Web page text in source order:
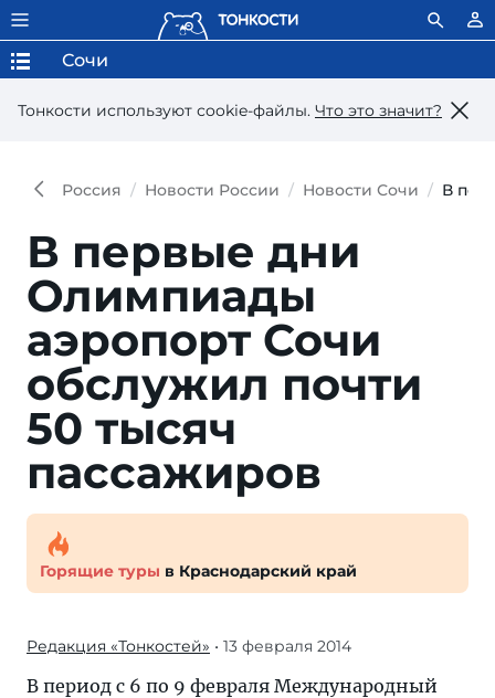
Тонкости используют сookie-файлы. Что это значит?
Сочи
Россия Новости России Новости Сочи В
В первые дни
Олимпиады
аэропорт Сочи
обслужил почти
50 тысяч
пассажиров
Горящие туры в Краснодарский край
Редакция «Тонкостей» • 13 февраля 2014
В период с 6 по 9 февраля Международный